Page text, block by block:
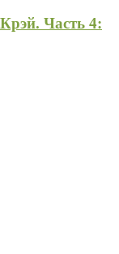
Часть 4: